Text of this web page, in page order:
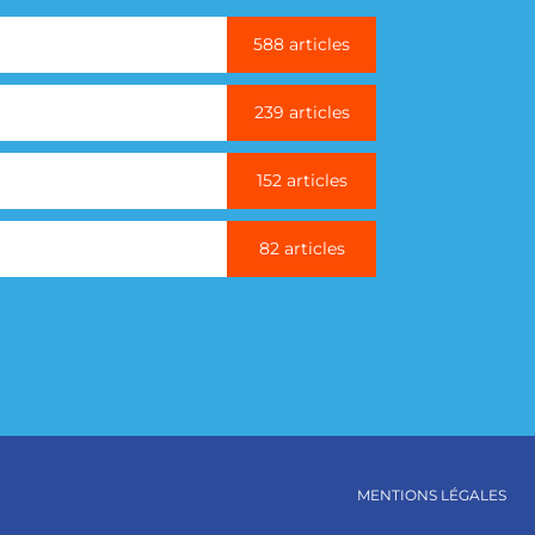
588 articles
239 articles
152 articles
82 articles
MENTIONS LÉGALES